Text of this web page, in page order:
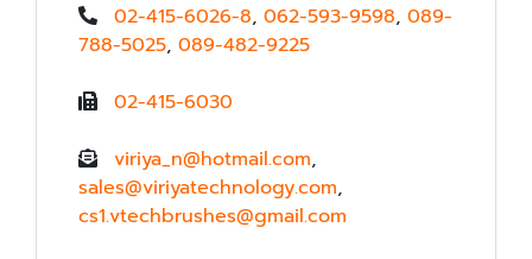
02-415-6026-8, 062-593-9598, 089-
788-5025, 089-482-9225
02-415-6030
viriya_n@hotmail.com,
sales@viriyatechnology.com,
cs1.vtechbrushes@gmail.com